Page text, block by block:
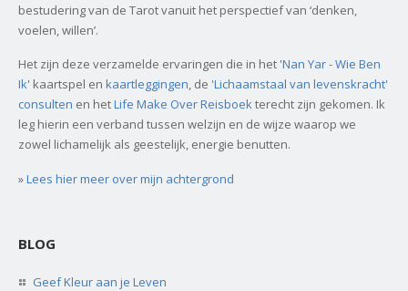
bestudering van de Tarot vanuit het perspectief van ‘denken,
voelen, willen’.
Het zijn deze verzamelde ervaringen die in het 'Nan Yar - Wie Ben
Ik' kaartspel en kaartleggingen, de 'Lichaamstaal van levenskracht'
consulten en hetLife Make Over Reisboekterecht zijn gekomen. Ik
leg hierin een verband tussen welzijn en de wijze waarop we
zowel lichamelijk als geestelijk, energie benutten.
»Lees hier meer over mijn achtergrond
BLOG
Geef Kleur aan je Leven